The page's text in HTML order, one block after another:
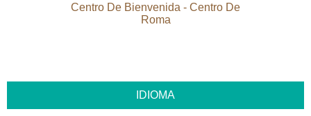
Centro De Bienvenida - Centro De
Roma